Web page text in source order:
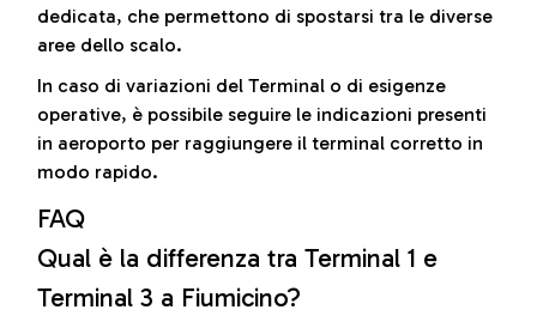
dedicata, che permettono di spostarsi tra le diverse
aree dello scalo.
In caso di variazioni del Terminal o di esigenze
operative, è possibile seguire le indicazioni presenti
in aeroporto per raggiungere il terminal corretto in
modo rapido.
FAQ
Qual è la differenza tra Terminal 1 e
Terminal 3 a Fiumicino?